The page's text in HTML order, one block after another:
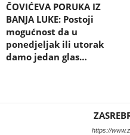
ČOVIĆEVA PORUKA IZ
BANJA LUKE: Postoji
mogućnost da u
ponedjeljak ili utorak
damo jedan glas…
https://